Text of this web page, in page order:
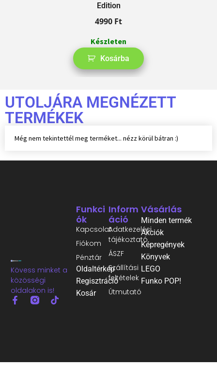
Edition
4990 Ft
Készleten
Kosárba
UTOLJÁRA MEGNÉZETT
TERMÉKEK
Még nem tekintettél meg terméket... nézz körül bátran :)
Kövess minket a
közösségi
oldalakon is!
Inform
Áció
Adatkezelési
tájékoztató
ÁSZF
Szállítási
feltételek
Útmutató
Funkci
Ók
Kapcsolat
Fiókom
Pénztár
Oldaltérkép
Regisztráció
Kosár
Vásárlás
Minden termék
Akciók
Képregények
Könyvek
LEGO
Funko POP!